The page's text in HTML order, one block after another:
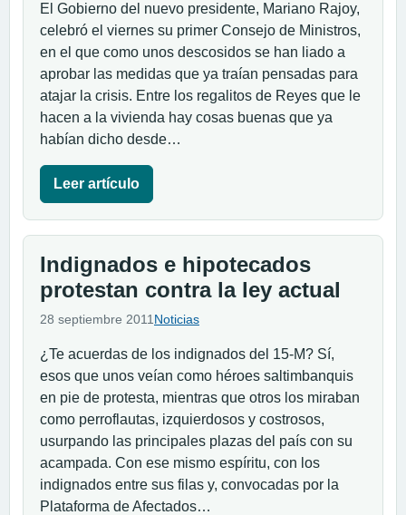
El Gobierno del nuevo presidente, Mariano Rajoy,
celebró el viernes su primer Consejo de Ministros,
en el que como unos descosidos se han liado a
aprobar las medidas que ya traían pensadas para
atajar la crisis. Entre los regalitos de Reyes que le
hacen a la vivienda hay cosas buenas que ya
habían dicho desde…
Leer artículo
Indignados e hipotecados
protestan contra la ley actual
28 septiembre 2011 Noticias
¿Te acuerdas de los indignados del 15-M? Sí,
esos que unos veían como héroes saltimbanquis
en pie de protesta, mientras que otros los miraban
como perroflautas, izquierdosos y costrosos,
usurpando las principales plazas del país con su
acampada. Con ese mismo espíritu, con los
indignados entre sus filas y, convocadas por la
Plataforma de Afectados…